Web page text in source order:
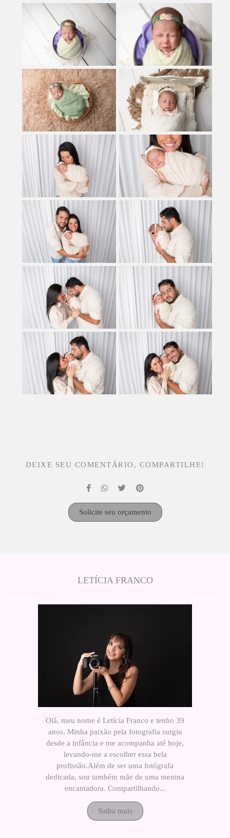
DEIXE SEU COMENTÁRIO, COMPARTILHE!
Solicite seu orçamento
LETÍCIA FRANCO
Olá, meu nome é Letícia Franco e tenho 39
anos. Minha paixão pela fotografia surgiu
desde a infância e me acompanha até hoje,
levando-me a escolher essa bela
profissão.Além de ser uma fotógrafa
dedicada, sou também mãe de uma menina
encantadora. Compartilhando...
Saiba mais